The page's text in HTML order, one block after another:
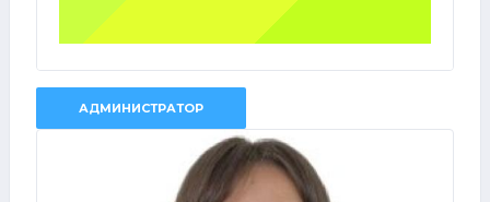
АДМИНИСТРАТОР